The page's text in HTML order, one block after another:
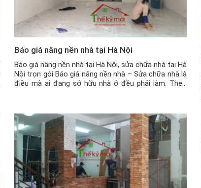
Báo giá nâng nền nhà tại Hà Nội
Báo giá nâng nền nhà tại Hà Nội, sửa chữa nhà tại Hà
Nội trọn gói Báo giá nâng nền nhà – Sửa chữa nhà là
điều mà ai đang sở hữu nhà ở đều phải làm. Theo